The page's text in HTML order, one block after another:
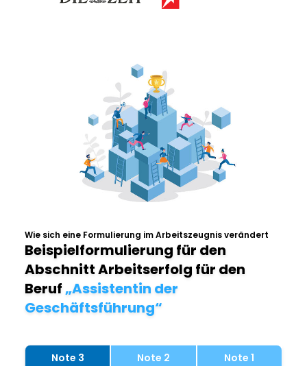
Wie sich eine Formulierung im Arbeitszeugnis verändert
Beispielformulierung für den
Abschnitt Arbeitserfolg für den
Beruf„Assistentin der
Geschäftsführung“
Note 3 Note 2 Note 1